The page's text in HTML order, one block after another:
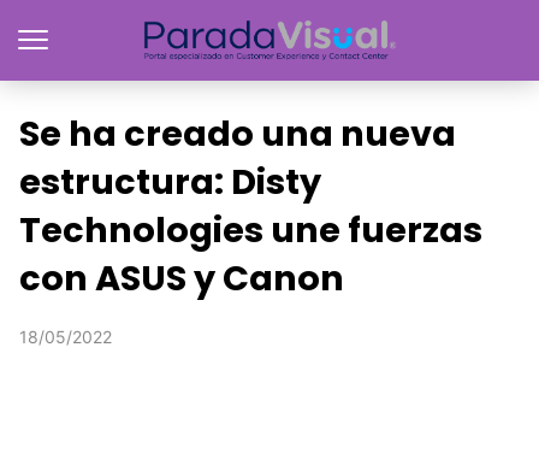
Se ha creado una nueva
estructura: Disty
Technologies une fuerzas
con ASUS y Canon
18/05/2022